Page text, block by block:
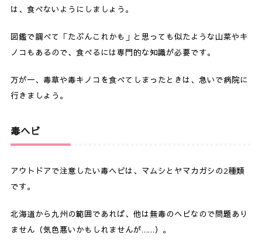
は、食べないようにしましょう。
図鑑で調べて「たぶんこれかも」と思っても似たような山菜やキ
ノコもあるので、食べるには専門的な知識が必要です。
万が一、毒草や毒キノコを食べてしまったときは、急いで病院に
行きましょう。
毒ヘビ
アウトドアで注意したい毒ヘビは、マムシとヤマカガシの2種類
です。
北海道から九州の範囲であれば、他は無毒のヘビなので問題あり
ません（気色悪いかもしれませんが……）。